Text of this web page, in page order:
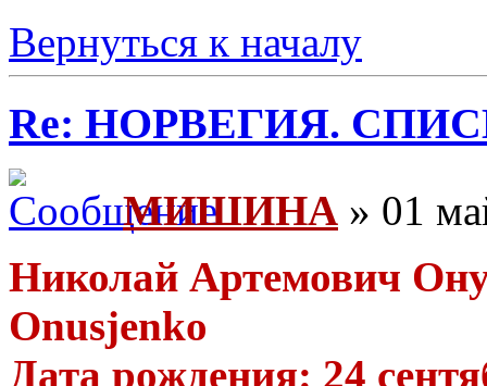
Вернуться к началу
Re: НОРВЕГИЯ.
МИШИНА » 01
Николай Артемович
Onusjenko
Дата рождения: 24